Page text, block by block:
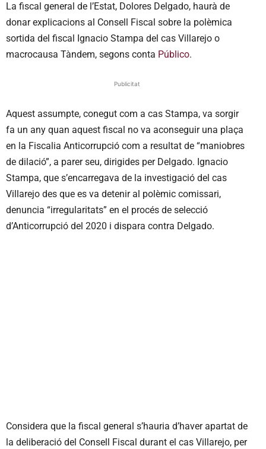
La fiscal general de l’Estat, Dolores Delgado, haurà de
donar explicacions al Consell Fiscal sobre la polèmica
sortida del fiscal Ignacio Stampa del cas Villarejo o
macrocausa Tàndem, segons conta Público.
Publicitat
Aquest assumpte, conegut com a cas Stampa, va sorgir
fa un any quan aquest fiscal no va aconseguir una plaça
en la Fiscalia Anticorrupció com a resultat de “maniobres
de dilació”, a parer seu, dirigides per Delgado. Ignacio
Stampa, que s’encarregava de la investigació del cas
Villarejo des que es va detenir al polèmic comissari,
denuncia “irregularitats” en el procés de selecció
d’Anticorrupció del 2020 i dispara contra Delgado.
Considera que la fiscal general s’hauria d’haver apartat de
la deliberació del Consell Fiscal durant el cas Villarejo, per